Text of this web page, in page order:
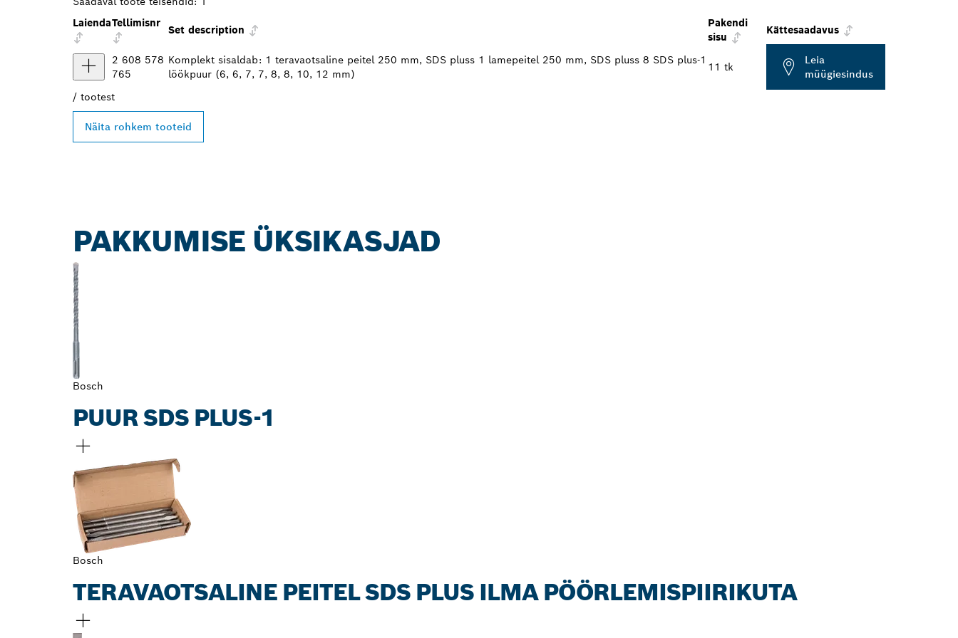
LaiendaTellimisnr
Set description
Pakendi
sisu
Kättesaadavus
2 608 578
765
Komplekt sisaldab: 1 teravaotsaline peitel 250 mm, SDS pluss 1 lamepeitel 250 mm, SDS pluss 8 SDS plus-1
löökpuur (6, 6, 7, 7, 8, 8, 10, 12 mm)
11 tk
Leia
müügiesindus
/ tootest
Näita rohkem tooteid
PAKKUMISE ÜKSIKASJAD
Bosch
PUUR SDS PLUS-1
Bosch
TERAVAOTSALINE PEITEL SDS PLUS ILMA PÖÖRLEMISPIIRIKUTA